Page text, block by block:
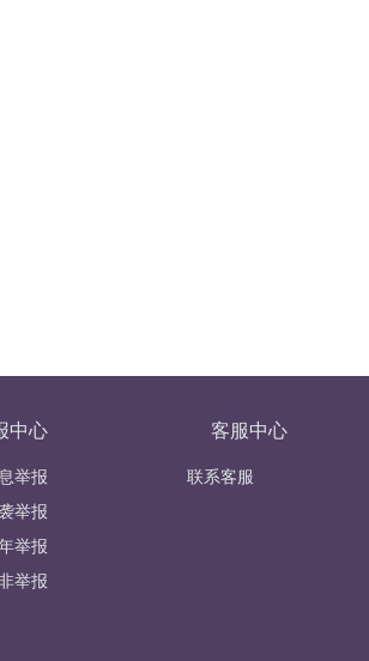
中心
举报
举报
举报
举报
客服中心
联系客服